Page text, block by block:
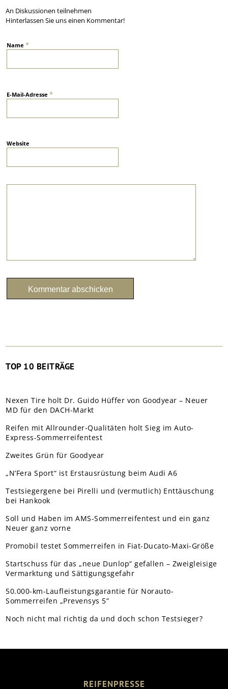
An Diskussionen teilnehmen
Hinterlassen Sie uns einen Kommentar!
Name*
E-Mail-Adresse*
Website
TOP 10 BEITRÄGE
Nexen Tire holt Dr. Guido Hüffer von Goodyear – Neuer
MD für den DACH-Markt
Reifen mit Allrounder-Qualitäten holt Sieg im Auto-
Express-Sommerreifentest
Zweites Grün für Goodyear
„N’Fera Sport“ ist Erstausrüstung beim Audi A6
Testsiegergene bei Pirelli und (vermutlich) Enttäuschung
bei Hankook
Soll und Haben im AMS-Sommerreifentest und ein ganz
Neuer ganz vorne
Promobil testet Sommerreifen in Fiat-Ducato-Maxi-Größe
Startschuss für das „neue Dunlop“ gefallen – Zweigleisige
Vermarktung und Sättigungsgefahr
50.000-km-Laufleistungsgarantie für Norauto-
Sommerreifen „Prevensys 5”
Noch nicht mal richtig da und doch schon Testsieger?
REIFENPRESSE